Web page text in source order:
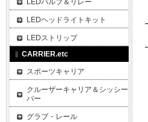
LEDバルブ＆リレー
LEDヘッドライトキット
LEDストリップ
CARRIER.etc
スポーツキャリア
クルーザーキャリア＆シッシー
バー
グラブ・レール